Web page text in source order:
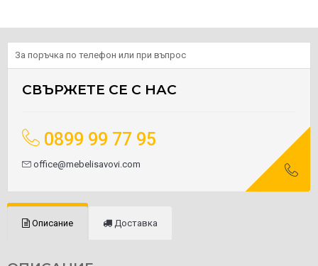
За поръчка по телефон или при въпрос
СВЪРЖЕТЕ СЕ С НАС
0899 99 77 95
office@mebelisavovi.com
Описание Доставка